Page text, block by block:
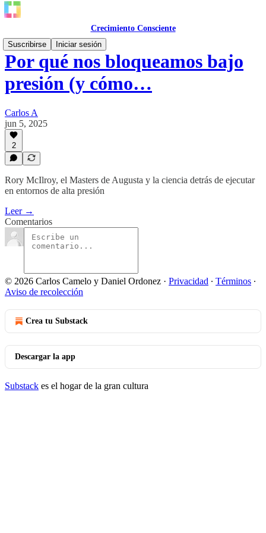
Crecimiento Consciente
Suscribirse
Iniciar sesión
Por qué nos bloqueamos bajo
presión (y cómo…
Carlos A
jun 5, 2025
2
Rory McIlroy, el Masters de Augusta y la ciencia detrás de ejecutar
en entornos de alta presión
Leer →
Comentarios
© 2026 Carlos Camelo y Daniel Ordonez · Privacidad ∙ Términos ∙
Aviso de recolección
Crea tu Substack
Descargar la app
Substack es el hogar de la gran cultura